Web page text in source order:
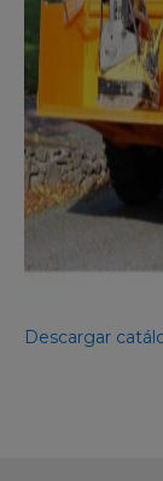
Descargar